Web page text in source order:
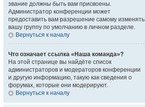
звание должны быть вам присвоены.
Администратор конференции может
предоставить вам разрешение самому изменять
вашу группу по умолчанию в личном разделе.
Вернуться к началу
Что означает ссылка «Наша команда»?
На этой странице вы найдёте список
администраторов и модераторов конференции
и другую информацию, такую как сведения о
форумах, которые они модерируют.
Вернуться к началу